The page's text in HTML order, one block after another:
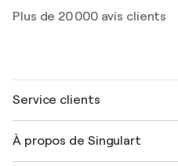
Plus de 20 000 avis clients
Service clients
Expédition
À propos de Singulart